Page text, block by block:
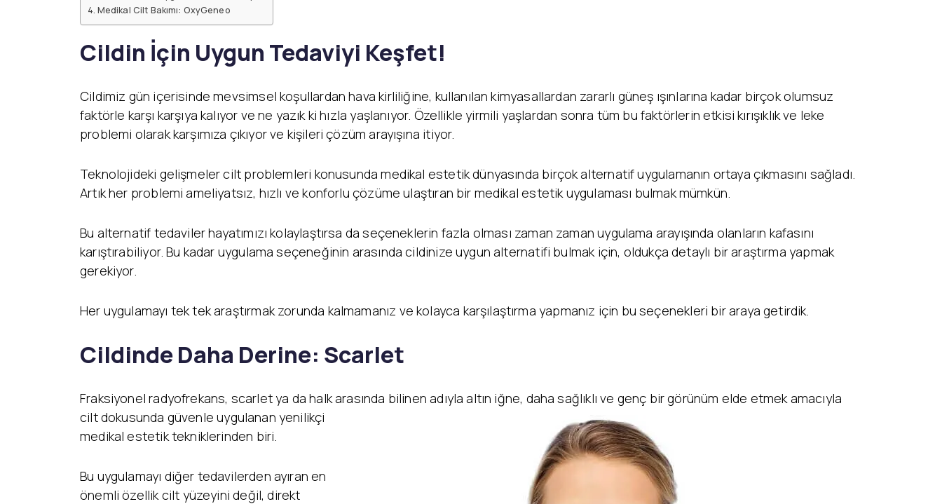
Yüz Estetiği
Yüz – Boyun Germe
Göz Kapağı Estetiği
Kulak Estetiği
Dudak Kaldırma
Burun Estetiği
Septorinoplasti
Tip Rinoplasti
Lazer Tedaviler
Dynamis Nx Line
Lazer Epilasyon
Starwalker Lazer
Red Touch
Lazerle Kılcal Damar
Tedavisi
Gençleşme
Göz Altı Işık Dolgusu
Çene Dolgusu (Jawline)
NanoFat
Bölgesel İncelme
Emtone
Lipoliz
Lipocel – Cool Sonic
Lenf Drenaj Ödem
Tedavisi
Tedavisi (Fibroblast)
Cosmelan &
Dermamelan
OxyGeneo Medikal Cilt
Bakımı
El Vitamini
Profhilo
Medikal Cilt Bakımı: OxyGeneo
Cildin İçin Uygun Tedaviyi Keşfet!
Cildimiz gün içerisinde mevsimsel koşullardan hava kirliliğine, kullanılan kimyasallardan zararlı güneş ışınlarına kadar birçok olumsuz
faktörle karşı karşıya kalıyor ve ne yazık ki hızla yaşlanıyor. Özellikle yirmili yaşlardan sonra tüm bu faktörlerin etkisi kırışıklık ve leke
problemi olarak karşımıza çıkıyor ve kişileri çözüm arayışına itiyor.
Teknolojideki gelişmeler cilt problemleri konusunda medikal estetik dünyasında birçok alternatif uygulamanın ortaya çıkmasını sağladı.
Artık her problemi ameliyatsız, hızlı ve konforlu çözüme ulaştıran bir medikal estetik uygulaması bulmak mümkün.
Bu alternatif tedaviler hayatımızı kolaylaştırsa da seçeneklerin fazla olması zaman zaman uygulama arayışında olanların kafasını
karıştırabiliyor. Bu kadar uygulama seçeneğinin arasında cildinize uygun alternatifi bulmak için, oldukça detaylı bir araştırma yapmak
gerekiyor.
Her uygulamayı tek tek araştırmak zorunda kalmamanız ve kolayca karşılaştırma yapmanız için bu seçenekleri bir araya getirdik.
Cildinde Daha Derine: Scarlet
Fraksiyonel radyofrekans, scarlet ya da halk arasında bilinen adıyla altın iğne, daha sağlıklı ve genç bir görünüm elde etmek amacıyla
ciltdokusunda güvenle uygulanan yenilikçi
medikal estetik tekniklerinden biri.
Bu uygulamayı diğer tedavilerden ayıran en
önemli özellik cilt yüzeyini değil, direkt